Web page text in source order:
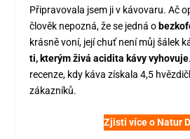
Připravovala jsem ji v kávovaru. Ač
člověk nepozná, že se jedná o
krásně voní, její chuť není můj šálek
ti, kterým živá acidita kávy vyhovuje
recenze, kdy káva získala 4,5
zákazníků.
Zjisti více o Natur